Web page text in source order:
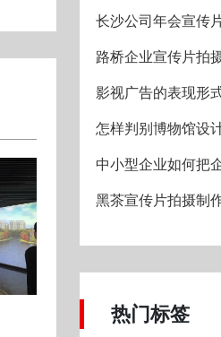
长沙公司年会宣传
路桥企业宣传片拍
影视广告的表现形
怎样判别博物馆设
中小型企业如何把
黑茶宣传片拍摄制
热门标签